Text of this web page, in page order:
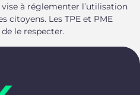
à réglementer l’utilisation
citoyens. Les TPE et PME
le respecter.